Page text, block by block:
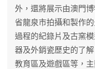
外，還將展示由澳門
省龍泉市拍攝和製作
過程的紀錄片及古窯
器及外銷瓷歷史的了
教育區及遊戲區等，